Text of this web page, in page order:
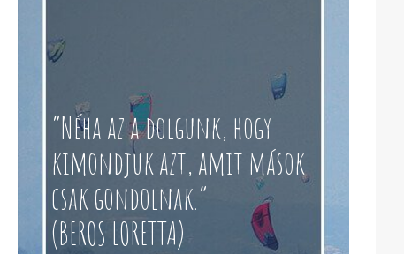
“Néha az a dolgunk, hogy
kimondjuk azt, amit mások
csak gondolnak.”
(BEROS LORETTA)